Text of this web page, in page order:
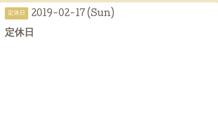
定休日 2019-02-17 (Sun)
定休日